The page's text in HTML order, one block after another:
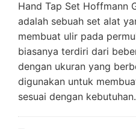
Hand Tap Set Hoffmann
adalah sebuah set alat
membuat ulir pada
biasanya terdiri dari
dengan ukuran yang
digunakan untuk
sesuai dengan kebutuhan.